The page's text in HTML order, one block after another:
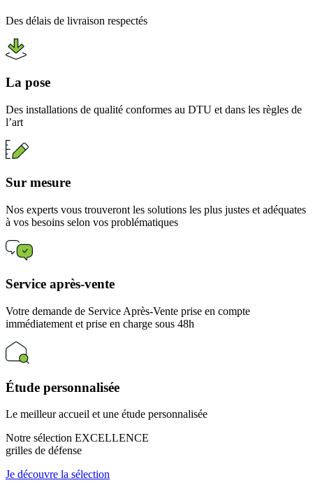
Des délais de livraison respectés
La pose
Des installations de qualité conformes au DTU et dans les règles de
l’art
Sur mesure
Nos experts vous trouveront les solutions les plus justes et adéquates
à vos besoins selon vos problématiques
Service après-vente
Votre demande de Service Après-Vente prise en compte
immédiatement et prise en charge sous 48h
Étude personnalisée
Le meilleur accueil et une étude personnalisée
Notre sélection EXCELLENCE
grilles de défense
Je découvre la sélection